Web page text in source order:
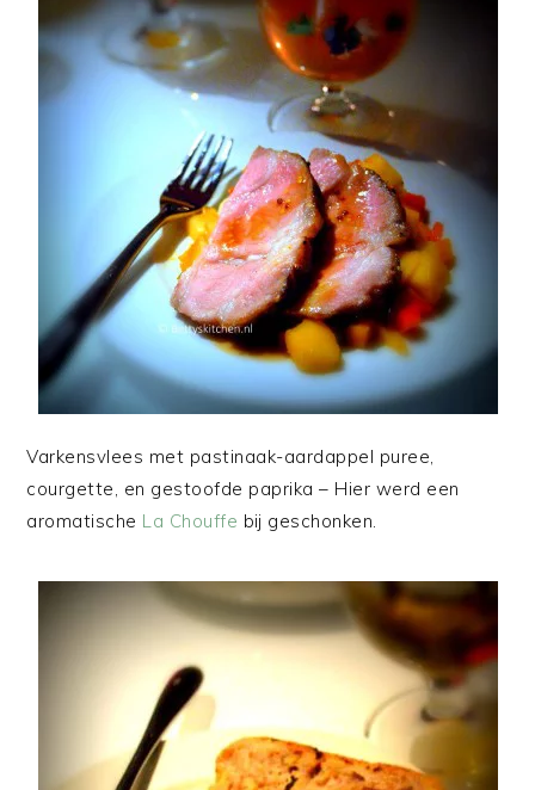
Varkensvlees met pastinaak-aardappel puree,
courgette, en gestoofde paprika – Hier werd een
aromatische La Chouffe bij geschonken.